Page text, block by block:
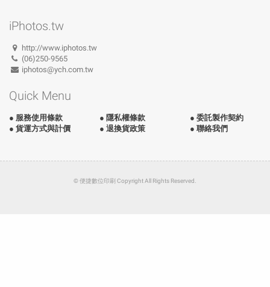
iPhotos.tw
http://www.iphotos.tw
(06)250-9565
iphotos@ych.com.tw
Quick Menu
● 服務使用條款 ● 隱私權條款
● 委託製作契約
● 貨運方式與計價
● 退換貨政策 ● 聯絡我們
© 便捷數位印刷 Copyright All Rights Reserved.